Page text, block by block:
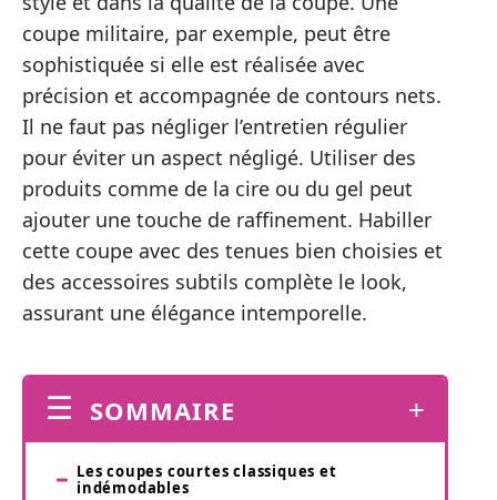
coupe militaire, par exemple, peut être
sophistiquée si elle est réalisée avec
précision et accompagnée de contours nets.
Il ne faut pas négliger l’entretien régulier
pour éviter un aspect négligé. Utiliser des
produits comme de la cire ou du gel peut
ajouter une touche de raffinement. Habiller
cette coupe avec des tenues bien choisies et
des accessoires subtils complète le look,
assurant une élégance intemporelle.
SOMMAIRE
Les coupes courtes classiques et
indémodables